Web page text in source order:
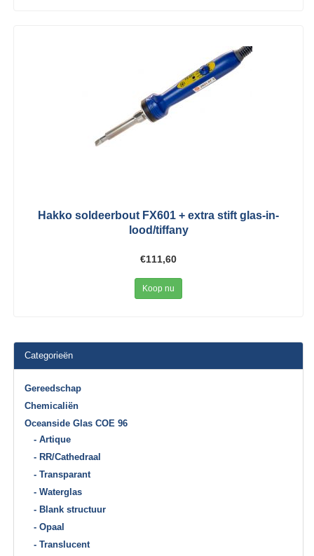
Hakko soldeerbout FX601 + extra stift glas-in-
lood/tiffany
€111,60
Koop nu
Categorieën
Gereedschap
Chemicaliën
Oceanside Glas COE 96
- Artique
- RR/Cathedraal
- Transparant
- Waterglas
- Blank structuur
- Opaal
- Translucent